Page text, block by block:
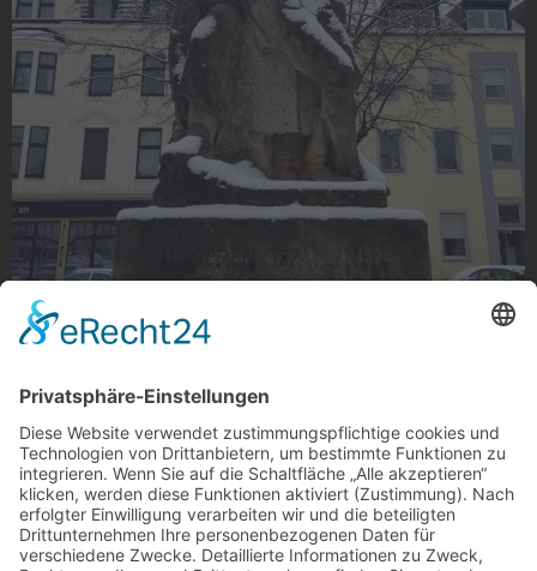
Eingeschneiter Mister
Eingeschneiter Mister am Schillerplatz, Eicken
Foto: Anne Baumgart